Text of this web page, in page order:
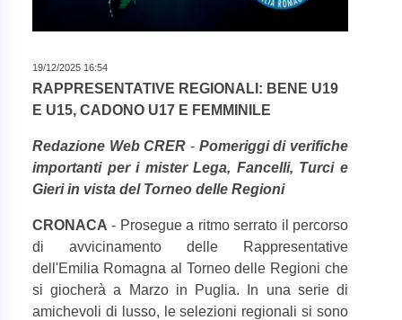
19/12/2025 16:54
RAPPRESENTATIVE REGIONALI: BENE U19
E U15, CADONO U17 E FEMMINILE
Redazione Web CRER - Pomeriggi di verifiche
importanti per i mister Lega, Fancelli, Turci e
Gieri in vista del Torneo delle Regioni
CRONACA - Prosegue a ritmo serrato il percorso
di avvicinamento delle Rappresentative
dell'Emilia Romagna al Torneo delle Regioni che
si giocherà a Marzo in Puglia. In una serie di
amichevoli di lusso, le selezioni regionali si sono